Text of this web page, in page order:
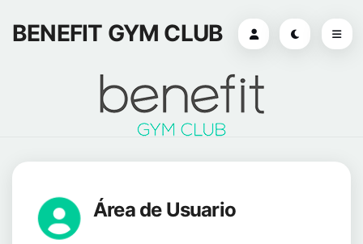
BENEFIT GYM CLUB
Área de Usuario